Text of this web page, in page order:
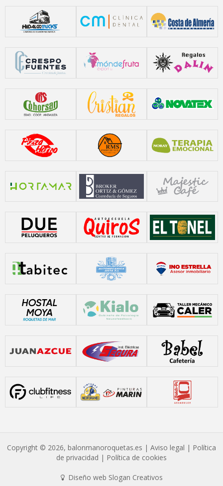
Copyright © 2026, balonmanoroquetas.es | Aviso legal | Política
de privacidad | Política de cookies
Diseño web Slogan Creativos